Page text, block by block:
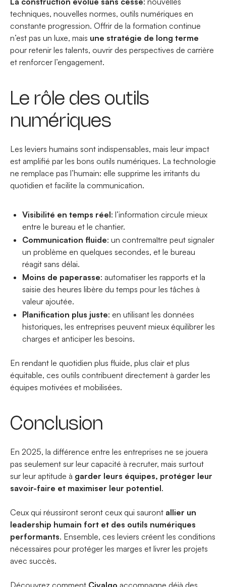
techniques, nouvelles normes, outils numériques en
constante progression. Offrir de la formation continue
n’est pas un luxe, mais une stratégie de long terme
pour retenir les talents, ouvrir des perspectives de carrière
et renforcer l’engagement.
Le rôle des outils
numériques
Les leviers humains sont indispensables, mais leur impact
est amplifié par les bons outils numériques. La technologie
ne remplace pas l’humain: elle supprime les irritants du
quotidien et facilite la communication.
Visibilité en temps réel: l’information circule mieux
entre le bureau et le chantier.
Communication fluide: un contremaître peut signaler
un problème en quelques secondes, et le bureau
réagit sans délai.
Moins de paperasse: automatiser les rapports et la
saisie des heures libère du temps pour les tâches à
valeur ajoutée.
Planification plus juste: en utilisant les données
historiques, les entreprises peuvent mieux équilibrer les
charges et anticiper les besoins.
En rendant le quotidien plus fluide, plus clair et plus
équitable, ces outils contribuent directement à garder les
équipes motivées et mobilisées.
Conclusion
En 2025, la différence entre les entreprises ne se jouera
pas seulement sur leur capacité à recruter, mais surtout
sur leur aptitude à garder leurs équipes, protéger leur
savoir-faire et maximiser leur potentiel.
Ceux qui réussiront seront ceux qui sauront allier un
leadership humain fort et des outils numériques
performants. Ensemble, ces leviers créent les conditions
nécessaires pour protéger les marges et livrer les projets
avec succès.
Découvrez comment Civalgo accompagne déjà des